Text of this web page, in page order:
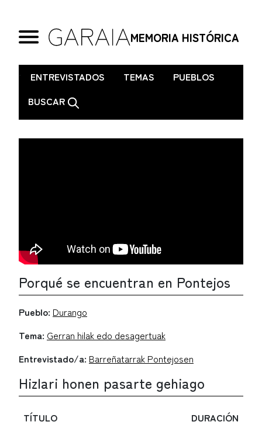
MEMORIA HISTÓRICA
. ENTREVISTADOS TEMAS
PUEBLOS
BUSCAR
Porqué se encuentran en Pontejos
Pueblo: Durango
Tema: Gerran hilak edo desagertuak
Entrevistado/a: Barreñatarrak Pontejosen
Hizlari honen pasarte gehiago
TÍTULO
DURACIÓN